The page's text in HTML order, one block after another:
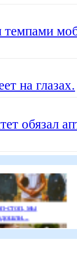
на глазах.
обязал
стоп, мы